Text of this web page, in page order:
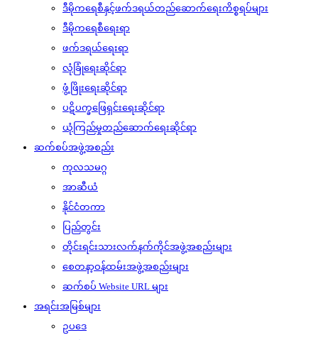
ဒီမိုကရေစီနှင့်ဖက်ဒရယ်တည်ဆောက်‌ရေးကိစ္စရပ်များ
ဒီမိုကရေစီရေးရာ
ဖက်ဒရယ်ရေးရာ
လုံခြုံရေးဆိုင်ရာ
ဖွံ့ဖြိုးရေးဆိုင်ရာ
ပဋိပက္ခဖြေရှင်းရေးဆိုင်ရာ
ယုံကြည်မှုတည်ဆောက်ရေးဆိုင်ရာ
ဆက်စပ်အဖွဲ့အစည်း
ကုလသမဂ္ဂ
အာဆီယံ
နိုင်ငံတကာ
ပြည်တွင်း
တိုင်းရင်းသားလက်နက်ကိုင်အဖွဲ့အစည်းများ
စေတနာ့ဝန်ထမ်းအဖွဲ့အစည်းများ
ဆက်စပ် Website URL များ
အရင်းအမြစ်များ
ဥပဒေ